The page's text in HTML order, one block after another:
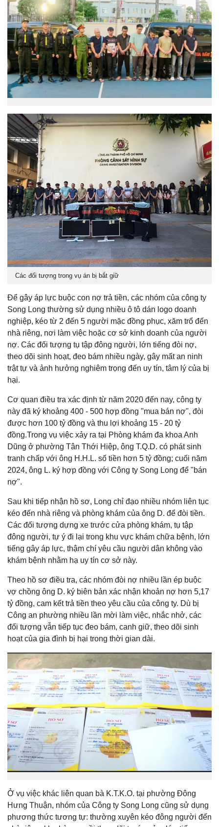
Các đối tượng trong vụ án bị bắt giữ
Để gây áp lực buộc con nợ trả tiền, các nhóm của công ty
Song Long thường sử dụng nhiều ô tô dán logo doanh
nghiệp, kéo từ 2 đến 5 người mặc đồng phục, xăm trổ đến
nhà riêng, nơi làm việc hoặc cơ sở kinh doanh của người
nợ. Các đối tượng tụ tập đông người, lớn tiếng đòi nợ,
theo dõi sinh hoạt, đeo bám nhiều ngày, gây mất an ninh
trật tự và ảnh hưởng nghiêm trọng đến uy tín, tâm lý của bị
hại.
Cơ quan điều tra xác định từ năm 2020 đến nay, công ty
này đã ký khoảng 400 - 500 hợp đồng "mua bán nợ", đòi
được hơn 100 tỷ đồng và thu lợi khoảng 15 - 20 tỷ
đồng.Trong vụ việc xảy ra tại Phòng khám đa khoa Anh
Dũng ở phường Tân Thới Hiệp, ông T.Q.D. có phát sinh
tranh chấp với ông H.H.L. số tiền hơn 5 tỷ đồng; cuối năm
2024, ông L. ký hợp đồng với Công ty Song Long để "bán
nợ".
Sau khi tiếp nhận hồ sơ, Long chỉ đạo nhiều nhóm liên tục
kéo đến nhà riêng và phòng khám của ông D. để đòi tiền.
Các đối tượng dựng xe trước cửa phòng khám, tụ tập
đông người, tự ý đi lại trong khu vực khám chữa bệnh, lớn
tiếng gây áp lực, thậm chí yêu cầu người dân không vào
khám bệnh nhằm hạ uy tín cơ sở này.
Theo hồ sơ điều tra, các nhóm đòi nợ nhiều lần ép buộc
vợ chồng ông D. ký biên bản xác nhận khoản nợ hơn 5,17
tỷ đồng, cam kết trả tiền theo yêu cầu của công ty. Dù bị
Công an phường nhiều lần mời làm việc, nhắc nhở, các
đối tượng vẫn tiếp tục đeo bám, canh giữ, theo dõi sinh
hoạt của gia đình bị hại trong thời gian dài.
Ở vụ việc khác liên quan bà K.T.K.O. tại phường Đông
Hưng Thuận, nhóm của Công ty Song Long cũng sử dụng
phương thức tương tự: thường xuyên kéo đông người đến